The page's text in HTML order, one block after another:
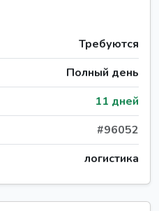
Требуются
Полный день
11 дней
#96052
логистика